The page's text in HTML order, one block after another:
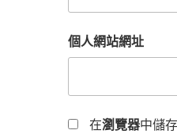
個人網站網址
在瀏覽器中儲